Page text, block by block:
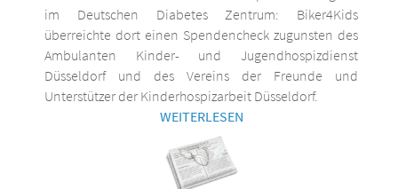
im Deutschen Diabetes Zentrum: Biker4Kids
überreichte dort einen Spendencheck zugunsten des
Ambulanten Kinder- und Jugendhospizdienst
Düsseldorf und des Vereins der Freunde und
Unterstützer der Kinderhospizarbeit Düsseldorf.
WEITERLESEN